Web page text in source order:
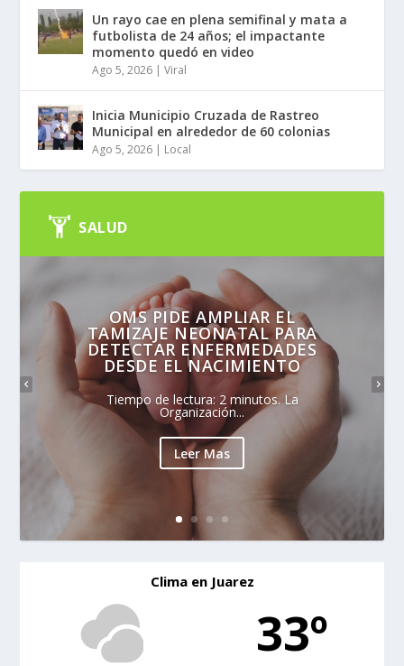
Un rayo cae en plena semifinal y mata a
futbolista de 24 años; el impactante
momento quedó en video
Ago 5, 2026 |Viral
Inicia Municipio Cruzada de Rastreo
Municipal en alrededor de 60 colonias
Ago 5, 2026 | Local
SALUD
OMS PIDE AMPLIAR EL
TAMIZAJE NEONATAL PARA
DETECTAR ENFERMEDADES
DESDE EL NACIMIENTO
Tiempo de lectura: 2 minutos. La
Organización...
Leer Mas
Clima en Juarez
33º